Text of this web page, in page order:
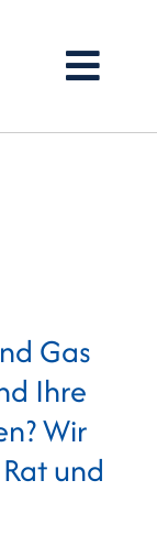
Gas
Ihre
Wir
und